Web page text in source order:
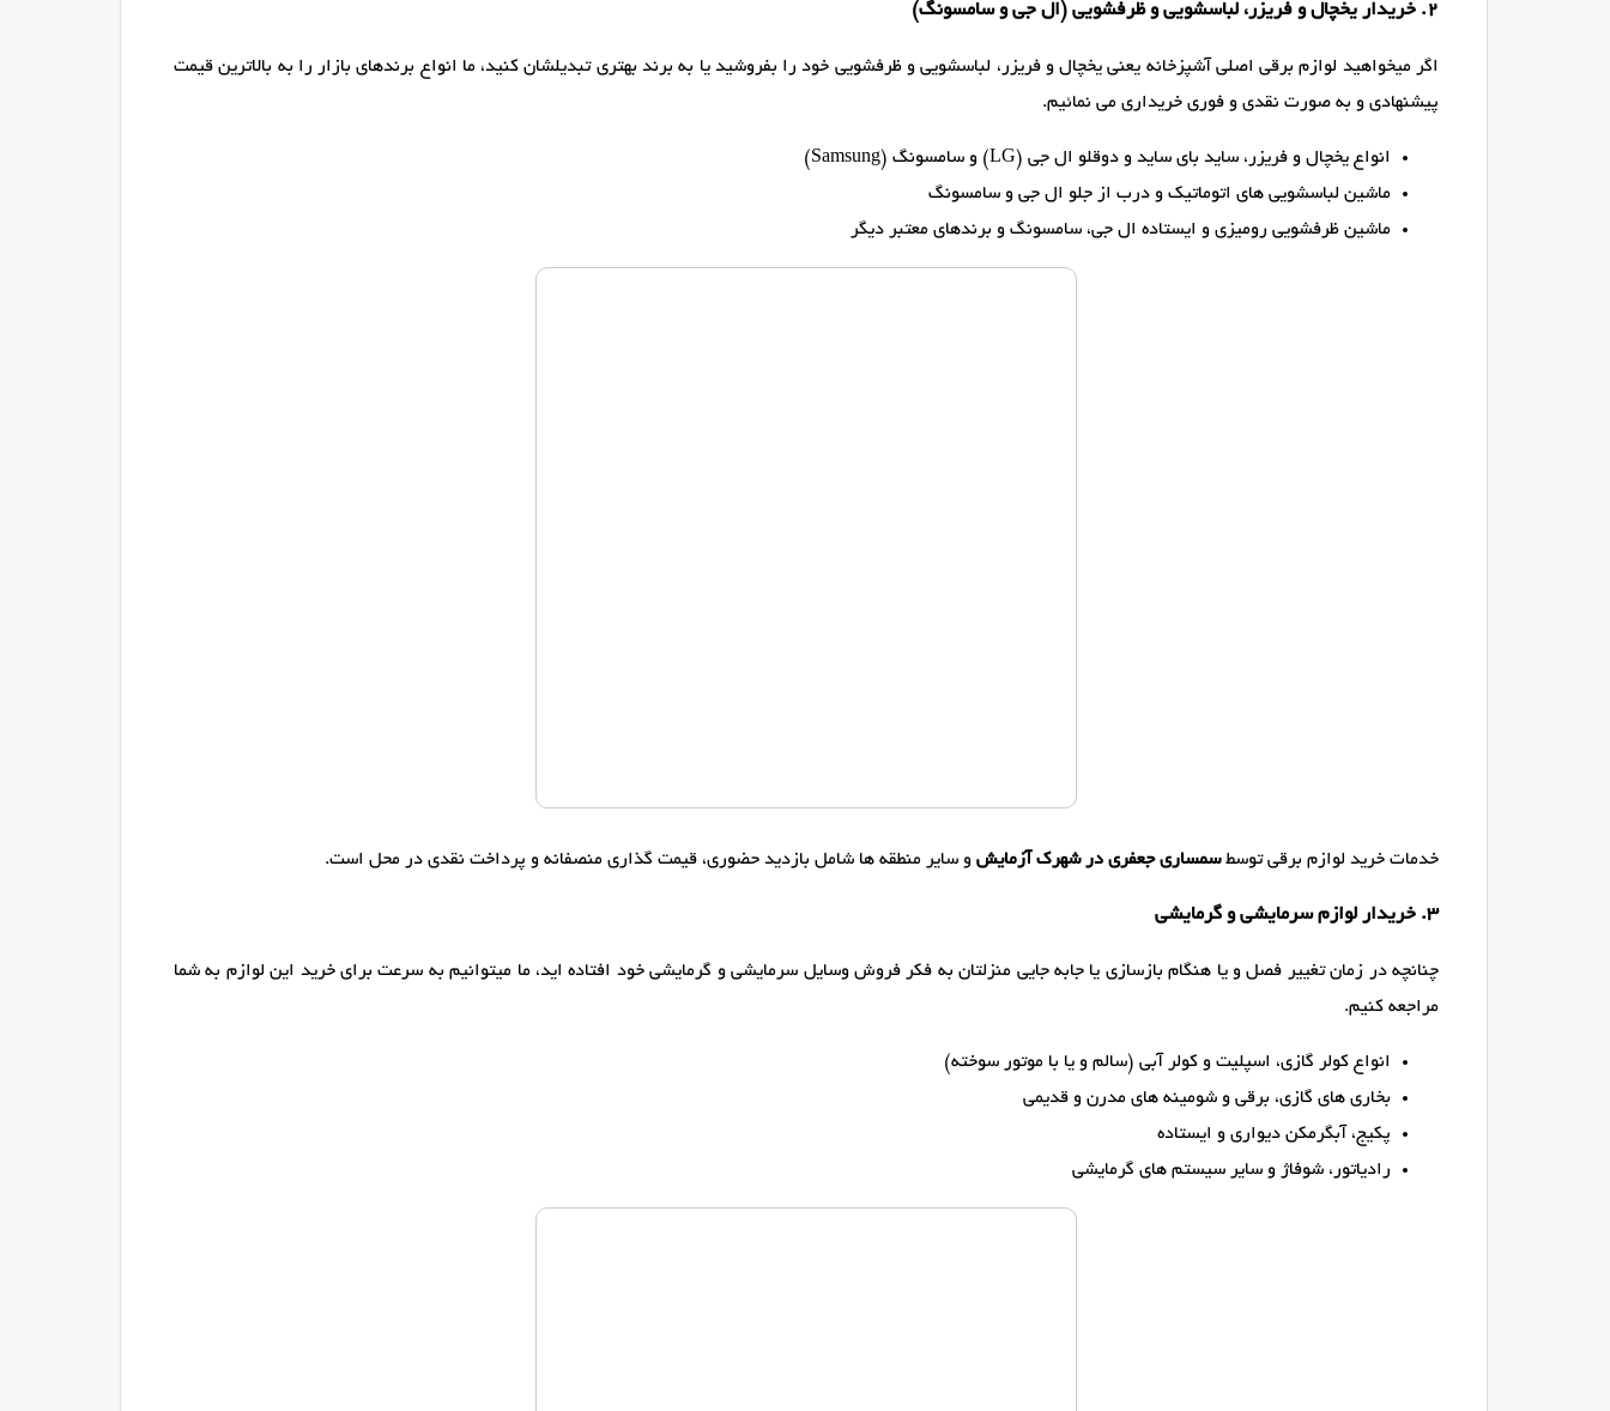
2. خریدار یخچال و فریزر، لباسشویی و ظرفشویی (ال جی و سامسونگ)
اگر میخواهید لوازم برقی اصلی آشپزخانه یعنی یخچال و فریزر، لباسشویی و ظرفشویی خود را بفروشید یا به برند بهتری تبدیلشان کنید، ما انواع برندهای بازار را به بالاترین قیمت
پیشنهادی و به صورت نقدی و فوری خریداری می نمائیم.
انواع یخچال و فریزر، ساید بای ساید و دوقلو ال جی (LG) و سامسونگ (Samsung)
ماشین لباسشویی های اتوماتیک و درب از جلو ال جی و سامسونگ
ماشین ظرفشویی رومیزی و ایستاده ال جی، سامسونگ و برندهای معتبر دیگر
خدمات خرید لوازم برقی توسطسمساری جعفری در شهرک آزمایش و سایر منطقه ها شامل بازدید حضوری، قیمت گذاری منصفانه و پرداخت نقدی در محل است.
۳. خریدار لوازم سرمایشی و گرمایشی
چنانچه در زمان تغییر فصل و یا هنگام بازسازی یا جابه جایی منزلتان به فکر فروش وسایل سرمایشی و گرمایشی خود افتاده اید، ما میتوانیم به سرعت برای خرید این لوازم به شما
مراجعه کنیم.
انواع کولر گازی، اسپلیت و کولر آبی (سالم و یا با موتور سوخته)
بخاری های گازی، برقی و شومینه های مدرن و قدیمی
پکیج، آبگرمکن دیواری و ایستاده
رادیاتور، شوفاژ و سایر سیستم های گرمایشی